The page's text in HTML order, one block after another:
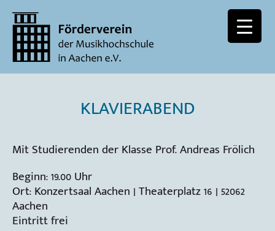
KLAVIERABEND
Mit Studierenden der Klasse Prof. Andreas Frölich
Beginn: 19.00 Uhr
Ort: Konzertsaal Aachen | Theaterplatz 16 | 52062
Aachen
Eintritt frei